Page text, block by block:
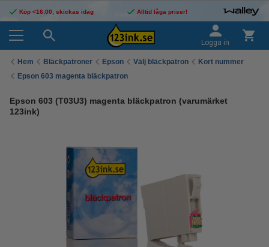
Köp <16:00, skickas idag Alltid låga priser!
Logga in
Hem Bläckpatroner Epson Välj bläckpatron
Kort nummer
Epson 603 magenta bläckpatron
Epson 603 (T03U3) magenta bläckpatron (varumärket
123ink)